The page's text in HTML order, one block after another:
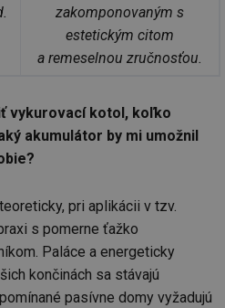
zakomponovaným s
estetickým citom
a remeselnou zručnosťou.
vykurovací kotol, koľko
akumulátor by mi umožnil
pri aplikácii v tzv.
s pomerne ťažko
Paláce a energeticky
končinách sa stávajú
pasívne domy vyžadujú